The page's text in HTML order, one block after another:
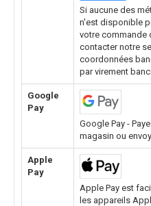
Si aucune des
n'est disponible
votre commande
contacter notre
coordonnées
par virement
Google
Pay
Google Pay -
magasin ou
Apple
Pay
Apple Pay est
les appareils